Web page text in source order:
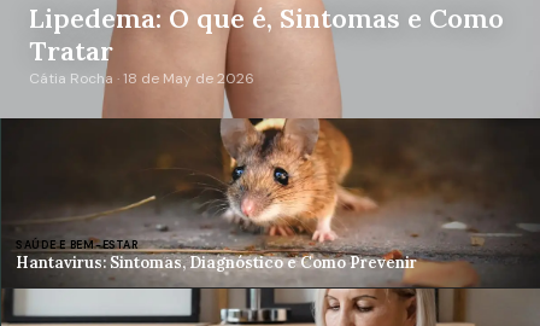
Lipedema: O que é, Sintomas e Como
Tratar
Cátia Rocha · 18 de May de 2026
SAÚDE E BEM-ESTAR
Hantavirus: Sintomas, Diagnóstico e Como Prevenir